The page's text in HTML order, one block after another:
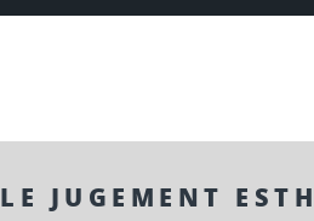
LE JUGEMENT